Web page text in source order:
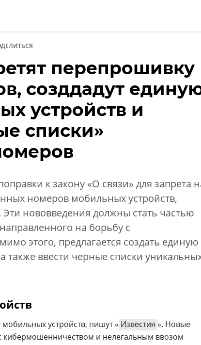
перепрошивку
созддадут
устройств и
списки»
к закону «О связи» для запрета
номеров мобильных устройств,
нововведения должны стать частью
на борьбу с
этого, предлагается создать единую
также ввести черные списки
устройств, пишут « Известия ». Новые
кибермошенничеством и нелегальным ввозом
спор ИБ vs ИТ:
на благо бизнеса